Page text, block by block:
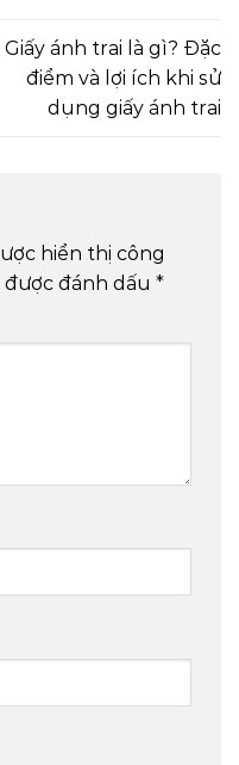
Giấy ánh trai là gì? Đặc
điểm và lợi ích khi sử
dụng giấy ánh trai
hiển thị công
đánh dấu *